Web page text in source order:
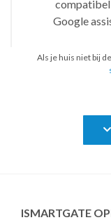
Als je huis niet bij
ISMARTGATE